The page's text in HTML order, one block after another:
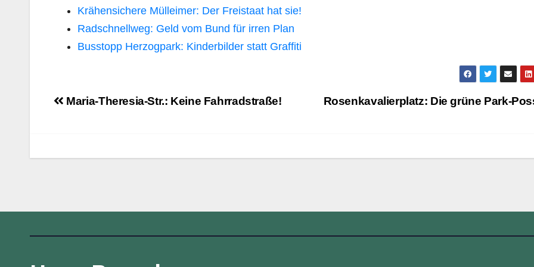
Krähensichere Mülleimer: Der Freistaat hat sie!
Radschnellweg: Geld vom Bund für irren Plan
Busstopp Herzogpark: Kinderbilder statt Graffiti
Beitragsnavigation Rosenkavalierplatz: Die grüne Park-
Maria-Theresia-Str.: Keine Fahrradstraße!